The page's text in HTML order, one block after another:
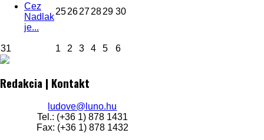
Cez
Nadlak
je...
2526272829 30
31 1 2 3 4 5 6
Redakcia | Kontakt
ludove@luno.hu
Tel.: (+36 1) 878 1431
Fax: (+36 1) 878 1432